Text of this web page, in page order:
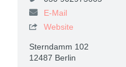
E-Mail
 Website
Sterndamm 102
12487 Berlin